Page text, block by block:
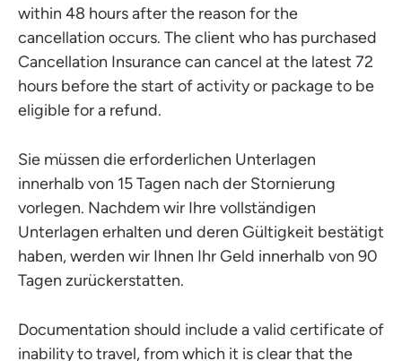
within 48 hours after the reason for the
cancellation occurs. The client who has purchased
Cancellation Insurance can cancel at the latest 72
hours before the start of activity or package to be
eligible for a refund.
Sie müssen die erforderlichen Unterlagen
innerhalb von 15 Tagen nach der Stornierung
vorlegen. Nachdem wir Ihre vollständigen
Unterlagen erhalten und deren Gültigkeit bestätigt
haben, werden wir Ihnen Ihr Geld innerhalb von 90
Tagen zurückerstatten.
Documentation should include a valid certificate of
inability to travel, from which it is clear that the